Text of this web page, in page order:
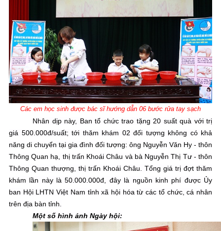
Các em học sinh được bác sĩ hướng dẫn 06 bước rửa tay sạch
Nhân dịp này, Ban tổ chức trao tặng 20 suất quà với trị
giá 500.000đ/suất; tới thăm khám 02 đối tượng không có khả
năng di chuyển tại gia đình đối tượng: ông Nguyễn Văn Hy - thôn
Thông Quan hạ, thị trấn Khoái Châu và bà Nguyễn Thị Tư - thôn
Thông Quan thượng, thị trấn Khoái Châu. Tổng giá trị đợt thăm
khám lần này là 50.000.000đ, đây là nguồn kinh phí được Ủy
ban Hội LHTN Việt Nam tỉnh xã hội hóa từ các tổ chức, cá nhân
trên địa bàn tỉnh.
Một số hình ảnh Ngày hội: